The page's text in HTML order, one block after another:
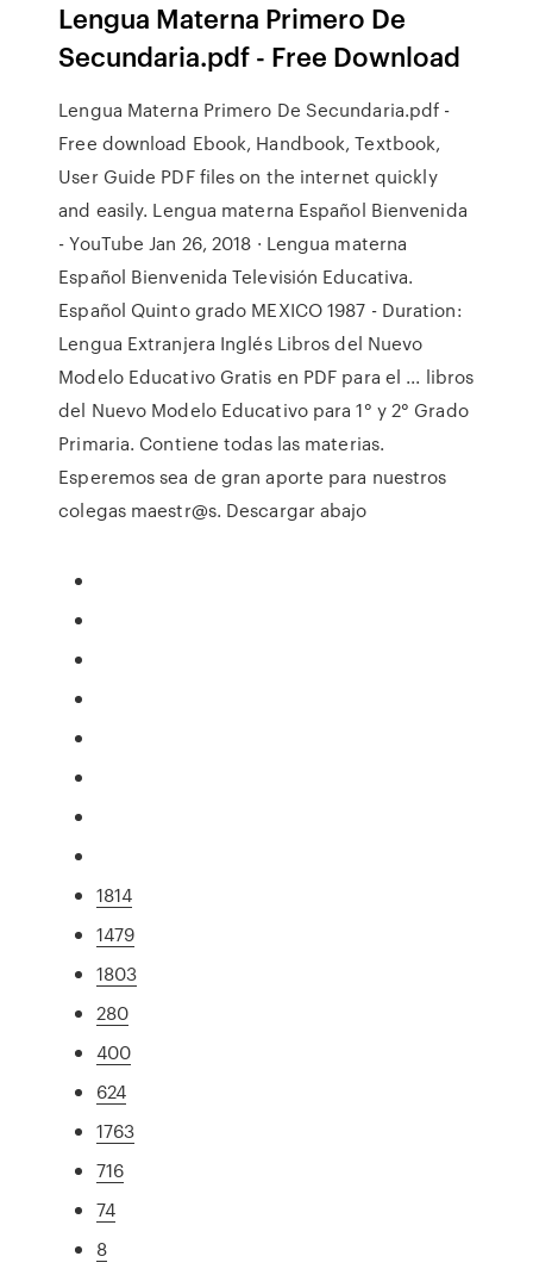
Lengua Materna Primero De
Secundaria.pdf - Free Download
Lengua Materna Primero De Secundaria.pdf -
Free download Ebook, Handbook, Textbook,
User Guide PDF files on the internet quickly
and easily. Lengua materna Español Bienvenida
- YouTube Jan 26, 2018 · Lengua materna
Español Bienvenida Televisión Educativa.
Español Quinto grado MEXICO 1987 - Duration:
Lengua Extranjera Inglés Libros del Nuevo
Modelo Educativo Gratis en PDF para el ... libros
del Nuevo Modelo Educativo para 1° y 2° Grado
Primaria. Contiene todas las materias.
Esperemos sea de gran aporte para nuestros
colegas maestr@s. Descargar abajo
1814
1479
1803
280
400
624
1763
716
74
8